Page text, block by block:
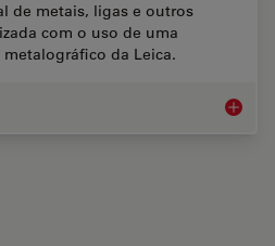
de metais, ligas e outros
com o uso de uma
da Leica.